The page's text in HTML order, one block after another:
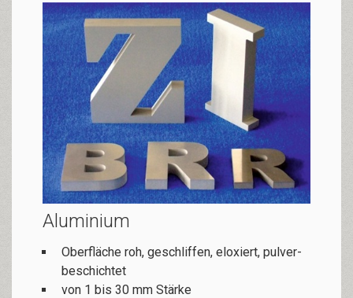
Aluminium
Oberfläche roh, ge­schlif­fen, elo­xiert, pul­ver­
be­schich­tet
von 1 bis 30 mm Stärke